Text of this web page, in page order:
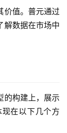
价值。普元通过
解数据在市场中
的构建上，展示
在以下几个方